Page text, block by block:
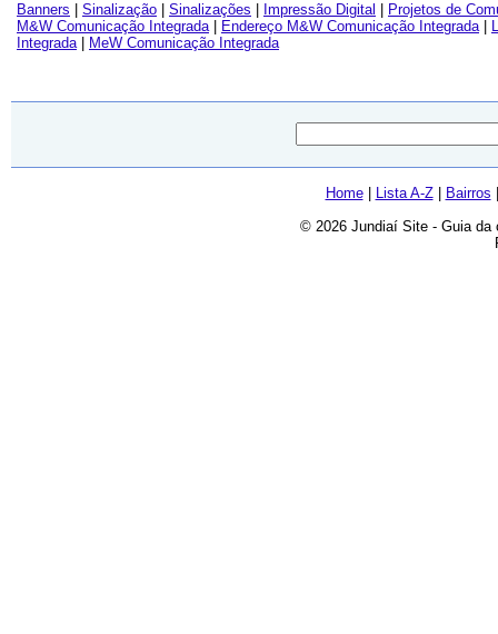
Banners
Sinalização Sinalizações Impressão Digital
Projetos de
M&W Comunicação Integrada| Endereço M&W Comunicação Integrada|
Integrada| MeW Comunicação Integrada
Home| Lista A-Z| Bairros
© 2026 Jundiaí Site - Guia